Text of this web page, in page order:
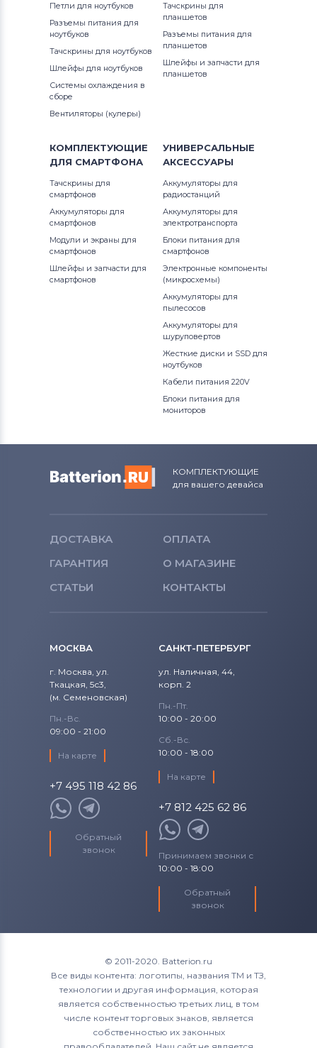
Петли для ноутбуков
Разъемы питания для
ноутбуков
Тачскрины для ноутбуков
Шлейфы для ноутбуков
Системы охлаждения в
сборе
Вентиляторы (кулеры)
Тачскрины для
планшетов
Разъемы питания для
планшетов
Шлейфы и запчасти для
планшетов
КОМПЛЕКТУЮЩИЕ
ДЛЯ СМАРТФОНА
Тачскрины для
смартфонов
Аккумуляторы для
смартфонов
Модули и экраны для
смартфонов
Шлейфы и запчасти для
смартфонов
УНИВЕРСАЛЬНЫЕ
АКСЕССУАРЫ
Аккумуляторы для
радиостанций
Аккумуляторы для
электротранспорта
Блоки питания для
смартфонов
Электронные компоненты
(микросхемы)
Аккумуляторы для
пылесосов
Аккумуляторы для
шуруповертов
Жесткие диски и SSD для
ноутбуков
Кабели питания 220V
Блоки питания для
мониторов
КОМПЛЕКТУЮЩИЕ
для вашего девайса
ДОСТАВКА
ОПЛАТА
ГАРАНТИЯ
О МАГАЗИНЕ
СТАТЬИ
КОНТАКТЫ
МОСКВА
г. Москва, ул.
Ткацкая, 5с3,
(м. Семеновская)
Пн.-Вс.
09:00 - 21:00
На карте
+7 495 118 42 86
Обратный
звонок
САНКТ-ПЕТЕРБУРГ
ул. Наличная, 44,
корп. 2
Пн.-Пт.
10:00 - 20:00
Сб.-Вс.
10:00 - 18:00
На карте
+7 812 425 62 86
Принимаем звонки с
10:00 - 18:00
Обратный
звонок
© 2011-2020. Batterion.ru
Все виды контента: логотипы, названия ТМ и ТЗ,
технологии и другая информация, которая
является собственностью третьих лиц, в том
числе контент торговых знаков, является
собственностью их законных